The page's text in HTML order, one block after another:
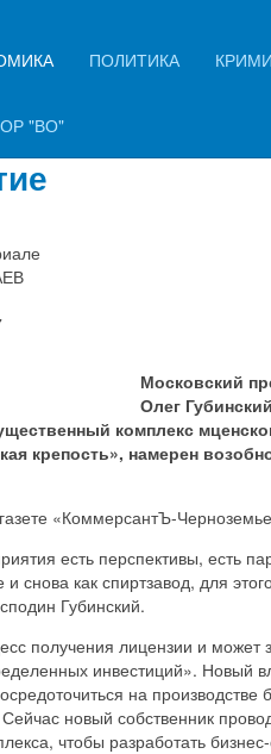
ПОЛИТИКА
"ВО"
Московский
Олег
комплекс
крепость», намерен
газете «КоммерсантЪ-
есть перспективы, есть
снова как спиртзавод, для
Губинский.
получения лицензии и может
инвестиций». Новый
на производстве
новый собственник
чтобы разработать